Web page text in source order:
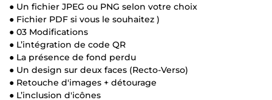
● Un fichier JPEG ou PNG selon votre choix
● Fichier PDF si vous le souhaitez )
● 03 Modifications
● L’intégration de code QR
● La présence de fond perdu
● Un design sur deux faces (Recto-Verso)
● Retouche d'images + détourage
● L’inclusion d'icônes